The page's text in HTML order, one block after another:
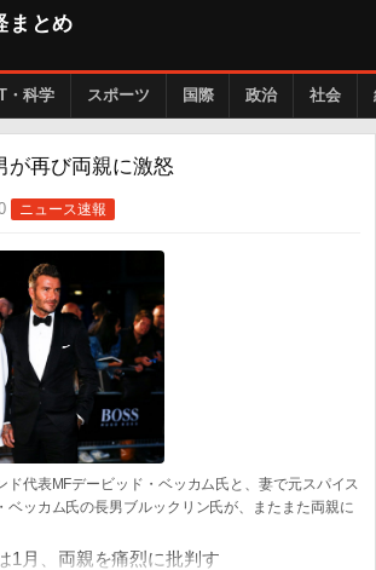
まとめ
・科学 スポーツ 国際 政治 社会
が再び両親に激怒
ニュース速報
ド代表MFデービッド・ベッカム氏と、妻で元スパイス
ベッカム氏の長男ブルックリン氏が、またまた両親に
1月、両親を痛烈に批判す